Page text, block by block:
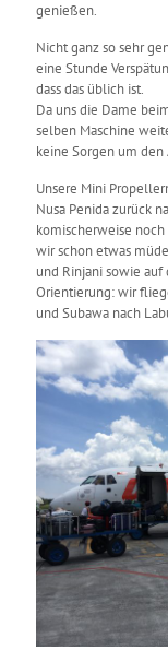
genießen.
Nicht ganz so sehr
eine Stunde
dass das üblich ist.
Da uns die Dame
selben Maschine
keine Sorgen um den
Unsere Mini
Nusa Penida zurück
komischerweise
wir schon etwas
und Rinjani sowie
Orientierung: wir
und Subawa nach